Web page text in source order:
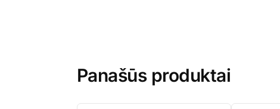
Panašūs produktai